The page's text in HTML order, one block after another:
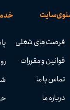
سایت
فرصت‌های شغلی
قوانین و مقررات
تماس با ما
درباره ما